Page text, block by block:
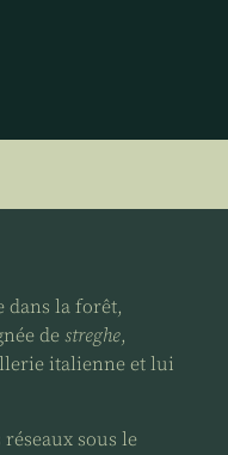
la forêt,
de streghe,
italienne et lui
sous le